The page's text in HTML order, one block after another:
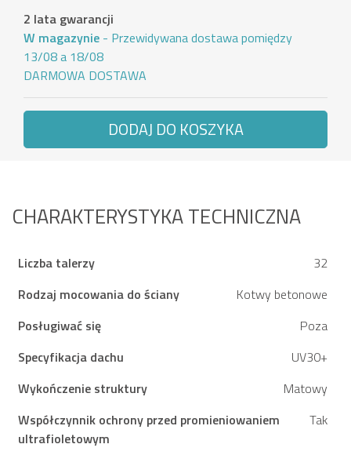
2 lata gwarancji
W magazynie - Przewidywana dostawa pomiędzy
13/08 a 18/08
DARMOWA DOSTAWA
DODAJ DO KOSZYKA
CHARAKTERYSTYKA TECHNICZNA
Liczba talerzy
32
Rodzaj mocowania do ściany
Kotwy betonowe
Posługiwać się
Poza
Specyfikacja dachu
UV30+
Wykończenie struktury
Matowy
Współczynnik ochrony przed promieniowaniem
ultrafioletowym
Tak